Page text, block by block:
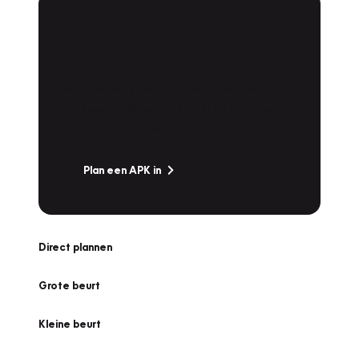
Plan een APK in
Direct plannen
Grote beurt
Kleine beurt